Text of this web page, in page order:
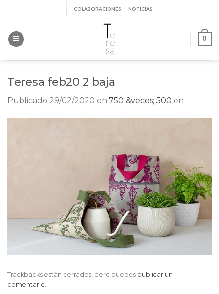
contenido
COLABORACIONES NOTICIAS
0
Teresa feb20 2 baja
Publicado 29/02/2020 en 750 &veces; 500 en
Trackbacks están cerrados, pero puedes publicar un
comentario.